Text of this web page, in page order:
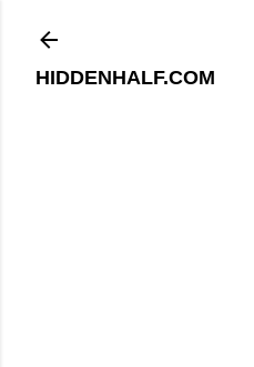
HIDDENHALF.COM